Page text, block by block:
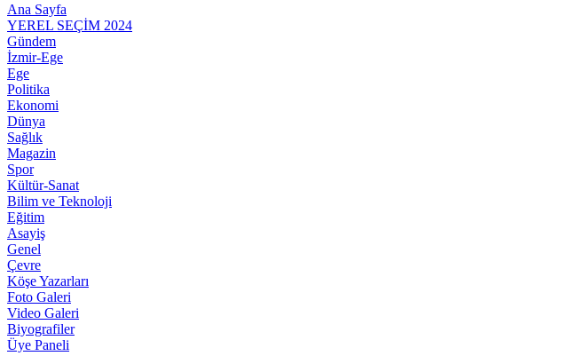
Ana Sayfa
YEREL SEÇİM 2024
Gündem
İzmir-Ege
Ege
Politika
Ekonomi
Dünya
Sağlık
Magazin
Spor
Kültür-Sanat
Bilim ve Teknoloji
Eğitim
Asayiş
Genel
Çevre
Köşe Yazarları
Foto Galeri
Video Galeri
Biyografiler
Üye Paneli